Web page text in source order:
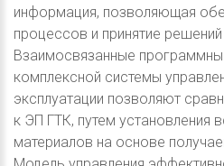
информация, позволяющая
процессов и принятие
Взаимосвязанные
комплексной системы
эксплуатации позволяют
к ЭП ГТК, путем установления
материалов на основе